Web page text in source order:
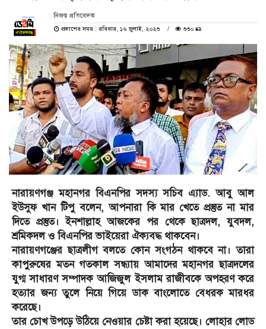
নিজস্ব প্রতিবেদক
প্রকাশের সময় : রবিবার, ১৬ জুলাই, ২০২৩
৩৩০ 🪪
নারায়ণগঞ্জ মহানগর বিএনপির সদস্য সচিব এ্যাড. আবু আল
ইউসুফ খান টিপু বলেন, আপনারা কি মার খেতে প্রস্তুত না মার
দিতে প্রস্তুত। ইনশাল্লাহ আজকের পর থেকে ছাত্রদল, যুবদল,
শ্রমিকদল ও বিএনপির ভাইয়েরা ঐক্যবদ্ধ থাকবেন।
নারায়ণগঞ্জের ছাত্রলীগ বলতে কোন সংগঠন থাকবে না। তারা
কাপুরুষের মতন গতকাল সন্ধ্যায় আমাদের মহানগর ছাত্রদলের
যুগ্ম সাধারণ সম্পাদক আজিজুল ইসলাম রাজীবকে অপহরণ করে
হত্যার জন্য তুলে নিয়ে গিয়ে ডাক বাংলোতে বেধরক মারধর
করেছে।
তার চোখ উপড়ে উঠিয়ে নেওয়ার চেষ্টা করা হয়েছে। লোহার লোড